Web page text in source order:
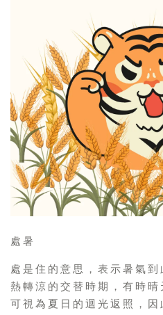
處暑
處是住的意思，表示暑氣
熱轉涼的交替時期，有時晴
可視為夏日的迴光返照，